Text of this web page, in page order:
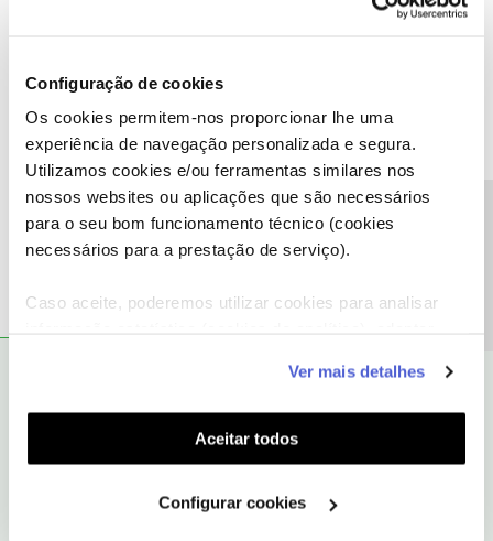
Configuração de cookies
Os cookies permitem-nos proporcionar lhe uma
experiência de navegação personalizada e segura.
Utilizamos cookies e/ou ferramentas similares nos
nossos websites ou aplicações que são necessários
para o seu bom funcionamento técnico (cookies
necessários para a prestação de serviço).
Caso aceite, poderemos utilizar cookies para analisar
funcionalidades (cookies de personalização e
funcionalidade) e adaptar anúncios aos seus interesses
(cookies de publicidade personalizada). Pode gerir a
utilização dos cookies clicando em "Configurar
Ver mais detalhes
Aceitar todos
Configurar cookies
AUTOR
Pagamento a 20/10. Receção e levantamento na loja a 22/10. ​
@João H.
Forum|Forum|9 months ago
Agradecemos a sua mensagem.
primeiros 14 dias após a compra.